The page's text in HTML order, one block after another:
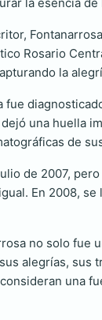
Rosario
la
fue
una huella
de
de 2007,
En 2008,
no solo fue
alegrías, sus
una